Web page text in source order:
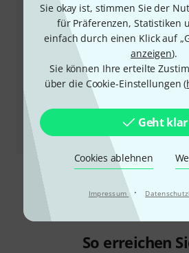
Sie okay ist, stimmen Sie der
für Präferenzen, Statistiken
einfach durch einen Klick auf
anzeigen).
Sie können Ihre erteilte
über die Cookie-Einstellungen (
Geht klar
Cookies ablehnen
Impressum ·
Testbericht
Universal Audio Manley VOXBOX
Mehr anzeigen
So erreichen